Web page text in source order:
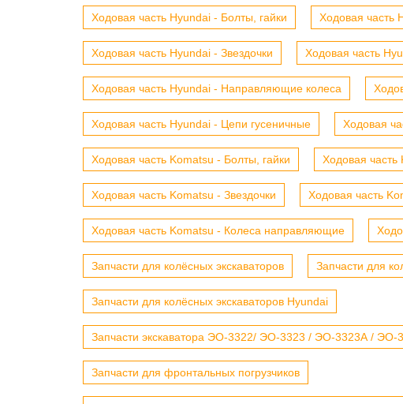
Ходовая часть Hyundai - Болты, гайки Ходовая часть
Ходовая часть Hyundai - Звездочки Ходовая часть
Ходовая часть Hyundai - Направляющие колеса
Ходовая часть Hyundai - Цепи гусеничные Ходовая
Ходовая часть Komatsu - Болты, гайки Ходовая часть
Ходовая часть Komatsu - Звездочки Ходовая часть
Ходовая часть Komatsu - Колеса направляющие
Запчасти для колёсных экскаваторов Запчасти для
Запчасти для колёсных экскаваторов Hyundai
Запчасти экскаватора ЭО-3322/ ЭО-3323 / ЭО-3323А /
Запчасти для фронтальных погрузчиков